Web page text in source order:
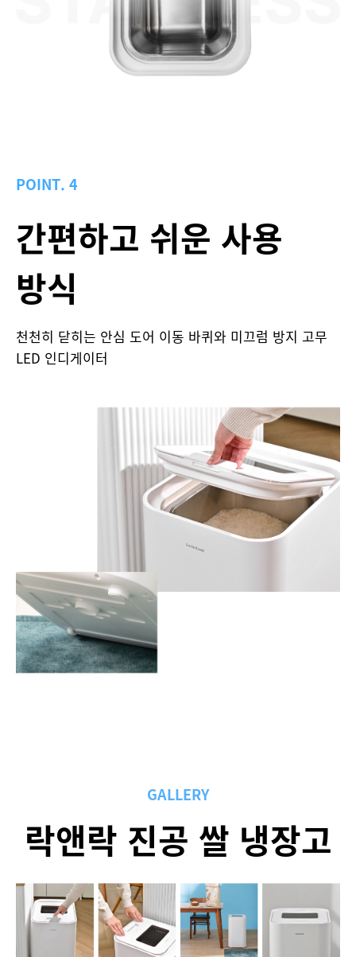
POINT. 4
간편하고 쉬운 사용
방식
천천히 닫히는 안심 도어 이동 바퀴와 미끄럼 방지 고무
LED 인디게이터
GALLERY
락앤락 진공 쌀 냉장고